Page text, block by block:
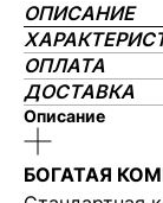
ОПИСАНИЕ
ОПЛАТА
ДОСТАВКА
Описание
БОГАТАЯ